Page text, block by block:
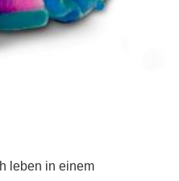
leben in einem